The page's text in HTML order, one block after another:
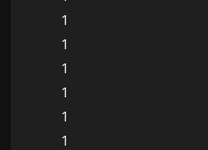
1
1
1
1
1
1